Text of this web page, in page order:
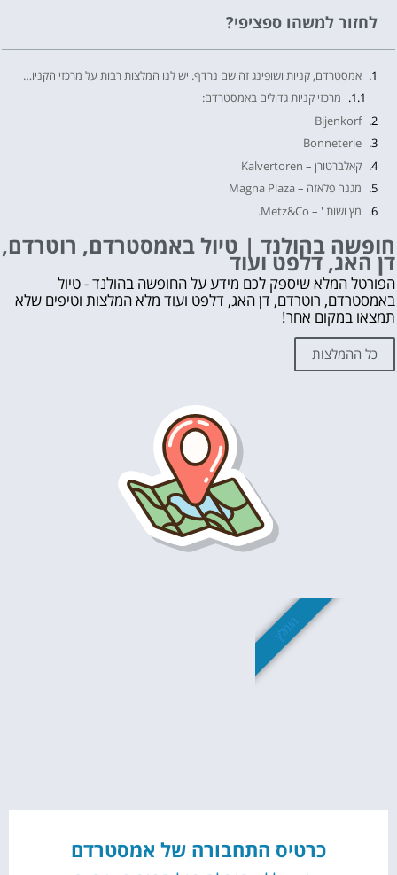
לחזור למשהו ספציפי?
אמסטרדם, קניות ושופינג זה שם נרדף. יש לנו המלצות רבות על מרכזי הקניות המובילים בעיר המרכזית בהולנד – אמסטרדם. אל תחמיצו את השווקים, הקניונים ואיזורי המסחר והבילוי הגדולים ביותר כאשר אתם מגיעים לטיול בין אם למטרת שופינג, בילוי או נופש בהולנד.
מרכזי קניות גדולים באמסטרדם:
Bijenkorf
Bonneterie
קאלברטורן – Kalvertoren
מגנה פלאזה – Magna Plaza
מץ ושות ' – Metz&Co.
ארמון מנור – Villa Arena
חופשה בהולנד | טיול באמסטרדם, רוטרדם, דן האג, דלפט ועוד
לקבלת ייעוץ בתכנון החופשה בהולנד ללא עלות השאירו פרטים👇
אהבת? נא לשתף!
עוד דברים שאסור לפספס 👇
מה לראות ולעשות בהולנד?
חופשה בהולנד | טיול באמסטרדם, רוטרדם,
דן האג, דלפט ועוד
הפורטל המלא שיספק לכם מידע על החופשה בהולנד - טיול
באמסטרדם, רוטרדם, דן האג, דלפט ועוד מלא המלצות וטיפים שלא
תמצאו במקום אחר!
כל ההמלצות
כרטיס התחבורה של אמסטרדם
מומלץ